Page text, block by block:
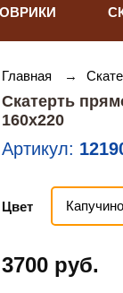
Главная →
Скатерть
160х220
Артикул:
Цвет Капучино
3700 руб.